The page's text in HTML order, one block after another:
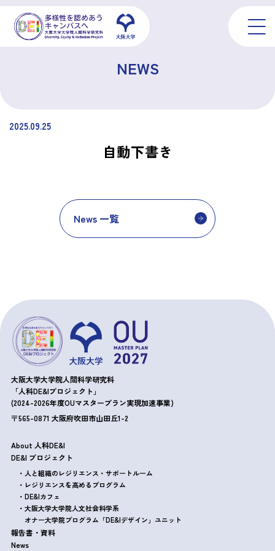
NEWS
2025.09.25
自動下書き
News 一覧
大阪大学大学院人間科学研究科
「人科DE&Iプロジェクト」
(2024-2026年度OUマスタープラン実現加速事業)
〒565-0871 大阪府吹田市山田丘1-2
About 人科DE&I
DE&I プロジェクト
・人と組織のレジリエンス・サポートルーム
・レジリエンスを高めるプログラム
・DE&Iカフェ
・大阪大学大学院人文社会科学系
オナー大学院プログラム 「DE&Iデザイン」ユニット
報告書・資料
News